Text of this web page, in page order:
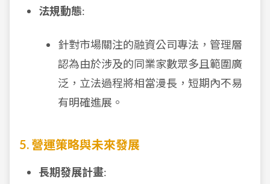
法規動態:
針對市場關注的融資公司專法，管理層
認為由於涉及的同業家數眾多且範圍廣
泛，立法過程將相當漫長，短期內不易
有明確進展。
5. 營運策略與未來發展
長期發展計畫: